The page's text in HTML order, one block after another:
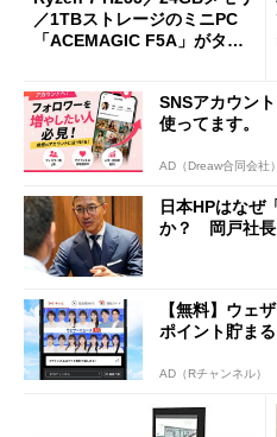
／1TBストレージのミニPC
「ACEMAGIC F5A」がタイ
SNSアカウン
使ってます。
AD（Dreaw合同会社）
日本HPはなぜ
か？ 岡戸社長
【無料】ウェ
ポイント貯まる
AD（Rチャンネル）